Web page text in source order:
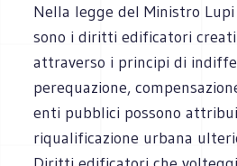
Nella legge del Ministro
sono i diritti edificatori
attraverso i principi di
perequazione,
enti pubblici possono
riqualificazione urbana